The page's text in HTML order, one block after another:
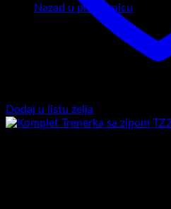
Nazad u prodavnicu
Dodaj u listu želja